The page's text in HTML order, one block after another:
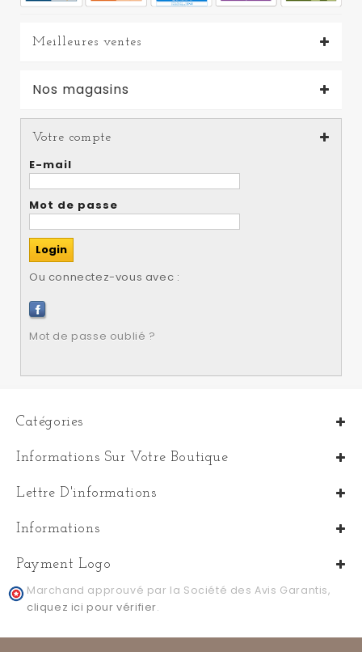
Meilleures ventes
Nos magasins
Votre compte
E-mail
Mot de passe
Ou connectez-vous avec :
Mot de passe oublié ?
Catégories
Informations Sur Votre Boutique
Lettre D'informations
Informations
Payment Logo
Marchand approuvé par la Société des Avis Garantis,
cliquez ici pour vérifier.